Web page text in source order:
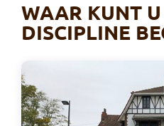
WAAR KUNT U
DISCIPLINE